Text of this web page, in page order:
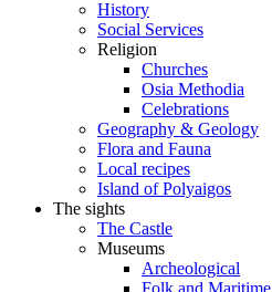
History
Social Services
Religion
Churches
Osia Methodia
Celebrations
Geography & Geology
Flora and Fauna
Local recipes
Island of Polyaigos
The sights
The Castle
Museums
Archeological
Folk and Maritime